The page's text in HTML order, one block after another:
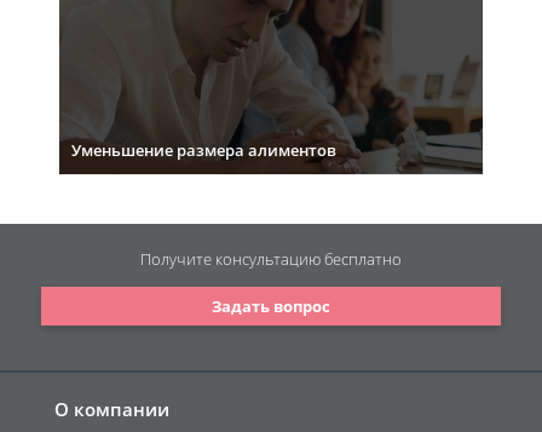
Уменьшение размера алиментов
О компании
Задать вопрос
Получите консультациюбесплатно